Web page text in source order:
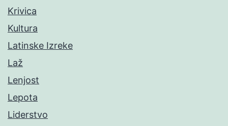
Krivica
Kultura
Latinske Izreke
Laž
Lenjost
Lepota
Liderstvo